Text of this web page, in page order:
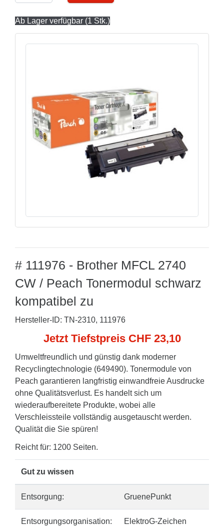
Ab Lager verfügbar (1 Stk.)
# 111976 - Brother MFCL 2740
CW / Peach Tonermodul schwarz
kompatibel zu
Hersteller-ID: TN-2310, 111976
Jetzt Tiefstpreis CHF 23,10
Umweltfreundlich und günstig dank moderner
Recyclingtechnologie (649490). Tonermodule von
Peach garantieren langfristig einwandfreie Ausdrucke
ohne Qualitätsverlust. Es handelt sich um
wiederaufbereitete Produkte, wobei alle
Verschleissteile vollständig ausgetauscht werden.
Qualität die Sie spüren!
Reicht für: 1200 Seiten.
Gut zu wissen
Entsorgung: GruenePunkt
Entsorgungsorganisation: ElektroG-Zeichen